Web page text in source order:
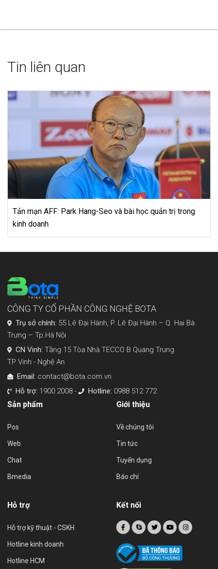
Tin liên quan
Tản mạn AFF: Park Hang-Seo và bài học quản trị trong
kinh doanh
CÔNG TY CỔ PHẦN CÔNG NGHỆ BOTA
Trụ sở chính: 55 Lê Đại Hành, P. Lê Đại Hành – Q. Hai Bà
Trưng – Tp.Hà Nội
CN Vinh: Tầng 15 Tòa Nhà TECCO B Quang Trung
TP Vinh - Nghệ An
Email: contact@bota.com.vn
Hỗ trợ: 1900 2008 - Hotline: 0988 512 772
Sản phẩm
Pos
Web
Chat
Bmedia
Giới thiệu
Về chúng tôi
Tin tức
Tuyển dụng
Báo chí
Hỗ trợ
Hỗ trợ kỹ thuật - CSKH
Hotline kinh doanh
Hotline HCM
Kết nối